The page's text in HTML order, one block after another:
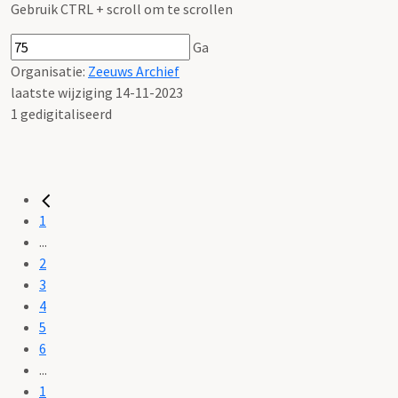
Gebruik CTRL + scroll om te scrollen
Ga
Organisatie: Zeeuws Archief
laatste wijziging 14-11-2023
1 gedigitaliseerd
1
...
2
3
4
5
6
...
1